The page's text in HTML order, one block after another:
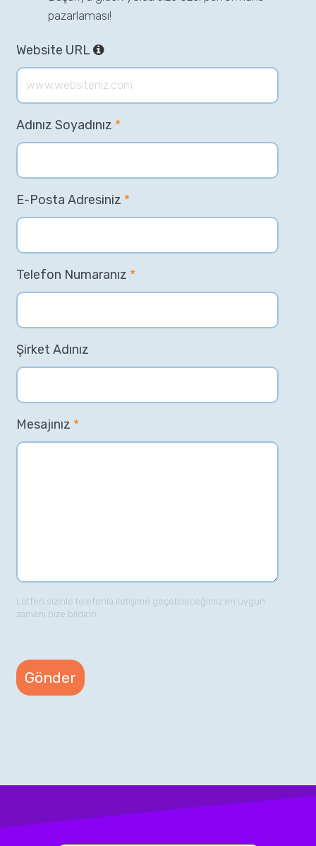
pazarlaması!
Website URL
Adınız Soyadınız *
E-Posta Adresiniz *
Telefon Numaranız *
Şirket Adınız
Mesajınız *
Lütfen sizinle telefonla iletişime geçebileceğimiz en uygun
zamanı bize bildirin.